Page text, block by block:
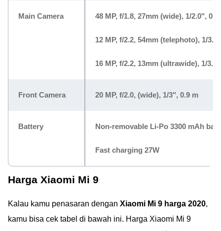
Main Camera 48 MP, f/1.8, 27mm (wide), 1/2.0",
12 MP, f/2.2, 54mm (telephoto), 1/
16 MP, f/2.2, 13mm (ultrawide), 1/
Front Camera 20 MP, f/2.0, (wide), 1/3", 0.9 m
Battery Non-removable Li-Po 3300 mAh
Fast charging 27W
Harga Xiaomi Mi 9
Kalau kamu penasaran dengan Xiaomi Mi 9 harga 2020,
kamu bisa cek tabel di bawah ini. Harga Xiaomi Mi 9